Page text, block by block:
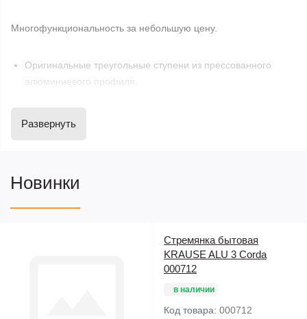
Многофункциональность за небольшую цену.
Оригинальные треугольные ступени из прессованного
алюминиевого профиля.
Особая конструкция ступеней обеспечивает удобное
Страховочные перлоновые стяжки предохраняют лестницу
Развернуть
Новинки
Стремянка бытовая
KRAUSE ALU 3 Corda
000712
в наличии
Код товара: 000712